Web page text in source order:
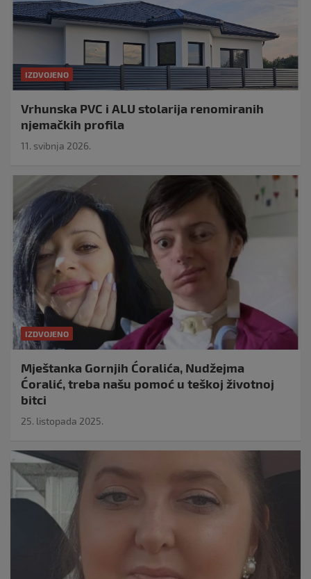
IZDVOJENO
Vrhunska PVC i ALU stolarija renomiranih
njemačkih profila
11. svibnja 2026.
IZDVOJENO
Mještanka Gornjih Ćoralića, Nudžejma
Ćoralić, treba našu pomoć u teškoj životnoj
bitci
25. listopada 2025.